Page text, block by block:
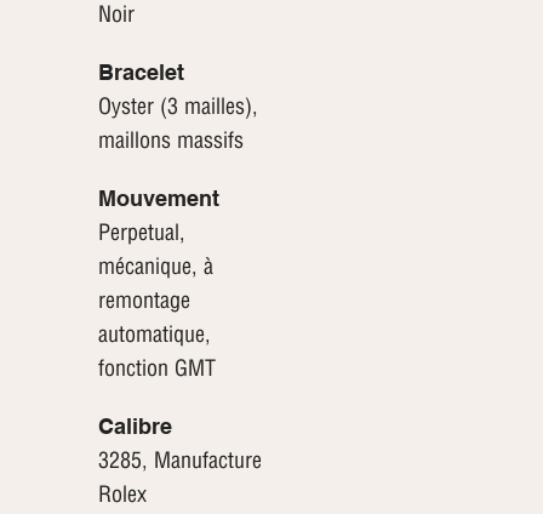
Noir
Bracelet
Oyster (3 mailles),
maillons massifs
Mouvement
Perpetual,
mécanique, à
remontage
automatique,
fonction GMT
Calibre
3285, Manufacture
Rolex